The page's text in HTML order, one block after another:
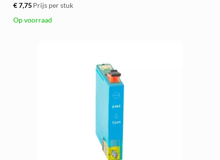
€ 7,75Prijs per stuk
Op voorraad